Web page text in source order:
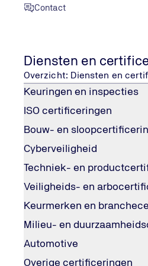
Contact
Diensten en
Overzicht: Diensten en
Keuringen en inspecties
ISO certificeringen
Bouw- en
Cyberveiligheid
Techniek- en
Veiligheids- en
Keurmerken en
Milieu- en
Automotive
Overige certificeringen
Vertrouwen door
TÜV NORD Nederland B.V.
beoordelen van bedrijven,
aanbieden.
Onafhankelijkheid en
iedereen streeft naar de
leveren.